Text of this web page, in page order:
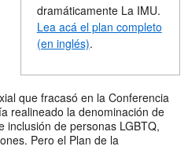
dramáticamente La IMU.
Lea acá el plan completo
(en inglés).
que fracasó en la Conferencia
realineado la denominación de
inclusión de personas LGBTQ,
Pero el Plan de la